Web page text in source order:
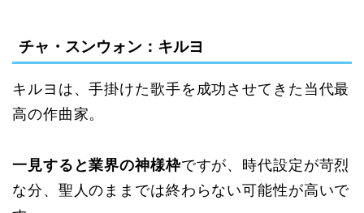
チャ・スンウォン：キルヨ
キルヨは、手掛けた歌手を成功させてきた当代最
高の作曲家。
一見すると業界の神様枠ですが、時代設定が苛烈
な分、聖人のままでは終わらない可能性が高いで